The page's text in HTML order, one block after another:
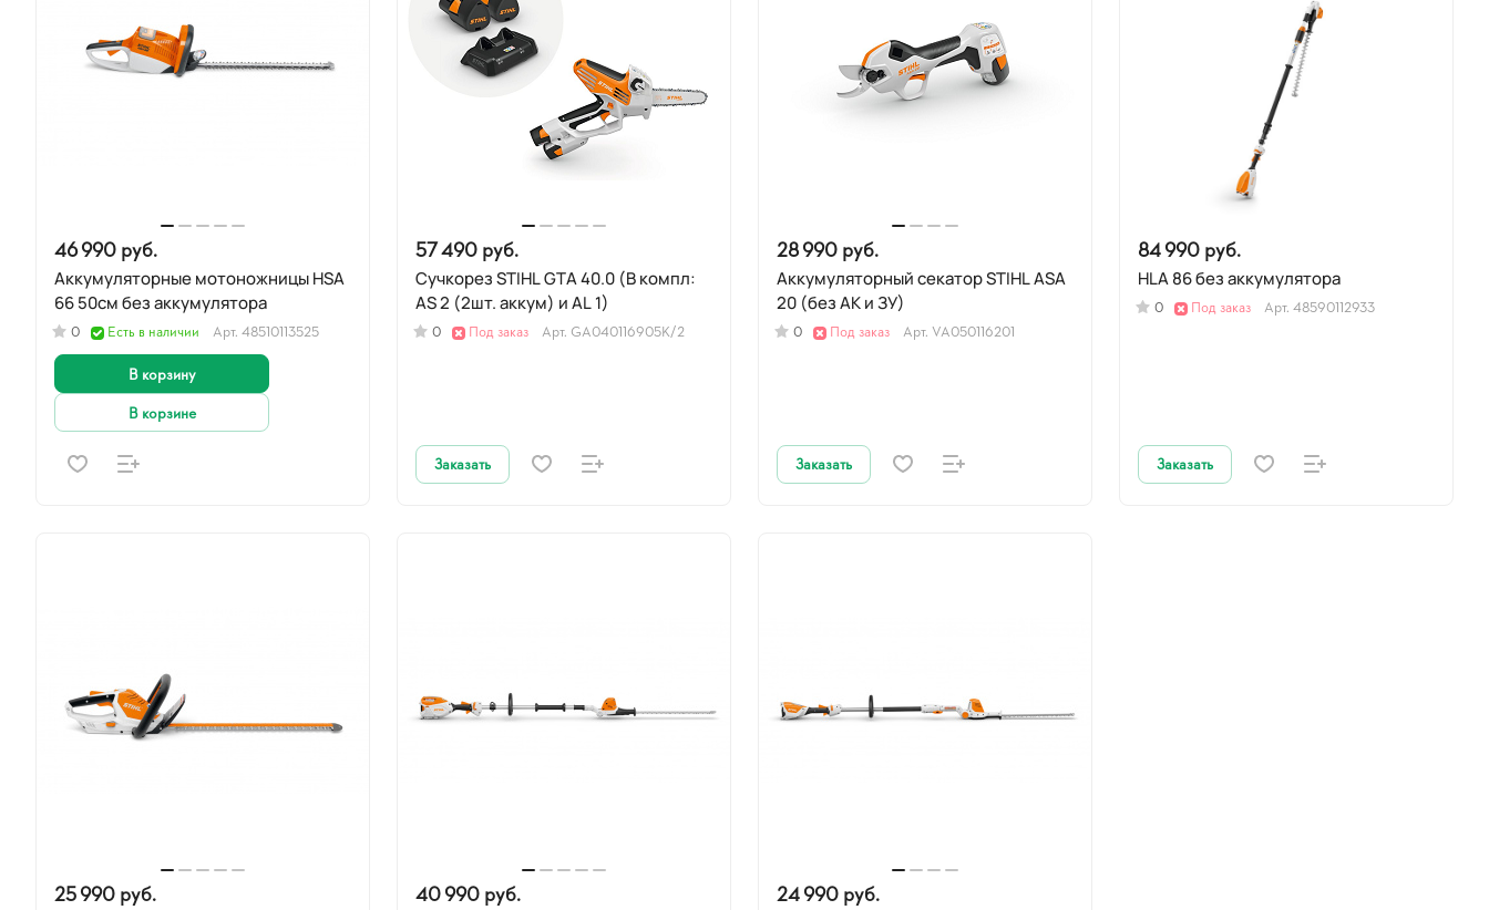
46 990 руб.
Аккумуляторные мотоножницы НSA
66 50см без аккумулятора
0 Есть в наличии Арт. 48510113525
В корзину
В корзине
57 490 руб.
Сучкорез STIHL GTA 40.0 (В компл:
AS 2 (2шт. аккум) и AL 1)
0 Под заказ Арт. GA040116905K/2
Заказать
28 990 руб.
Аккумуляторный секатор STIHL ASA
20 (без АК и ЗУ)
0 Под заказ Арт. VA050116201
Заказать
84 990 руб.
HLA 86 без аккумулятора
0 Под заказ Арт. 48590112933
Заказать
25 990 руб. 40 990 руб. 24 990 руб.